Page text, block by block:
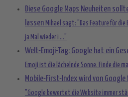
Diese Google Maps Neuheiten
lassen Mihael sagt: "Das Feature für
ja Mal wieder i ..."
Welt-Emoji-Tag: Google hat ein
Emoji ist die lächelnde Sonne. Finde die
Mobile-First-Index wird von
"Google bewertet die Website immer